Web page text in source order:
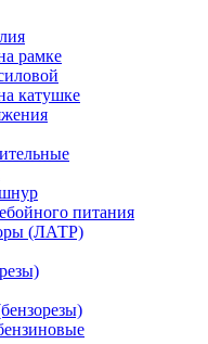
рамке
катушке
питания
(ЛАТР)